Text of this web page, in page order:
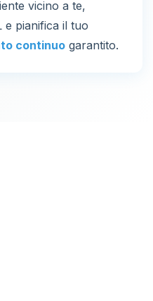
vicino a te,
e pianifica il tuo
continuo garantito.